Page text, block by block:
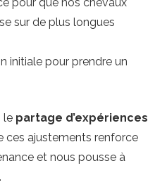
sur de plus longues
initiale pour prendre un
le partage d’expériences
ces ajustements renforce
et nous pousse à